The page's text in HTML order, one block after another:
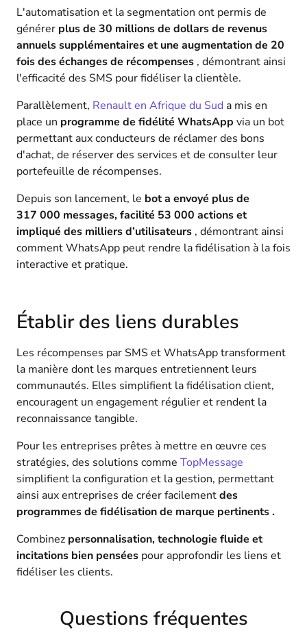
L'automatisation et la segmentation ont permis de
générer plus de 30 millions de dollars de revenus
annuels supplémentaires et une augmentation de 20
fois des échanges de récompenses , démontrant ainsi
l'efficacité des SMS pour fidéliser la clientèle.
Parallèlement, Renault en Afrique du Sud a mis en
place un programme de fidélité WhatsApp via un bot
permettant aux conducteurs de réclamer des bons
d'achat, de réserver des services et de consulter leur
portefeuille de récompenses.
Depuis son lancement, le bot a envoyé plus de
317 000 messages, facilité 53 000 actions et
impliqué des milliers d’utilisateurs , démontrant ainsi
comment WhatsApp peut rendre la fidélisation à la fois
interactive et pratique.
Établir des liens durables
Les récompenses par SMS et WhatsApp transforment
la manière dont les marques entretiennent leurs
communautés. Elles simplifient la fidélisation client,
encouragent un engagement régulier et rendent la
reconnaissance tangible.
Pour les entreprises prêtes à mettre en œuvre ces
stratégies, des solutions comme TopMessage
simplifient la configuration et la gestion, permettant
ainsi aux entreprises de créer facilementdes
programmes de fidélisation de marque pertinents .
Combinez personnalisation, technologie fluide et
incitations bien pensées pour approfondir les liens et
fidéliser les clients.
Questions fréquentes